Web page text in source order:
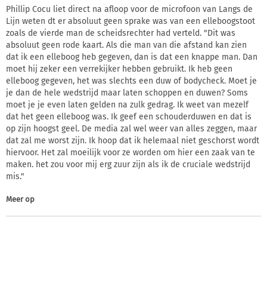
Phillip Cocu liet direct na afloop voor de microfoon van Langs de
Lijn weten dt er absoluut geen sprake was van een elleboogstoot
zoals de vierde man de scheidsrechter had verteld. "Dit was
absoluut geen rode kaart. Als die man van die afstand kan zien
dat ik een elleboog heb gegeven, dan is dat een knappe man. Dan
moet hij zeker een verrekijker hebben gebruikt. Ik heb geen
elleboog gegeven, het was slechts een duw of bodycheck. Moet je
je dan de hele wedstrijd maar laten schoppen en duwen? Soms
moet je je even laten gelden na zulk gedrag. Ik weet van mezelf
dat het geen elleboog was. Ik geef een schouderduwen en dat is
op zijn hoogst geel. De media zal wel weer van alles zeggen, maar
dat zal me worst zijn. Ik hoop dat ik helemaal niet geschorst wordt
hiervoor. Het zal moeilijk voor ze worden om hier een zaak van te
maken. het zou voor mij erg zuur zijn als ik de cruciale wedstrijd
mis."
Meer op